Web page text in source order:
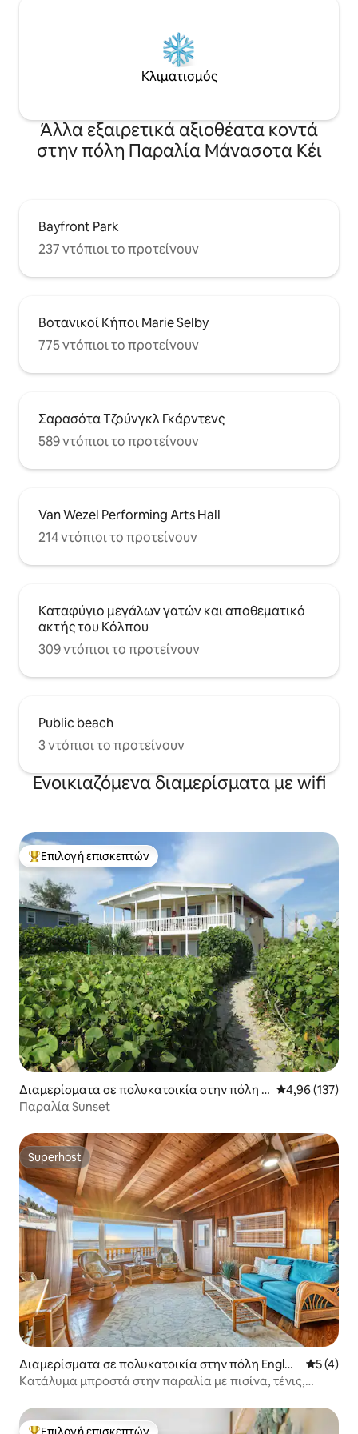
Κλιματισμός
Άλλα εξαιρετικά αξιοθέατα κοντά
στην πόλη Παραλία Μάνασοτα Κέι
Bayfront Park
237 ντόπιοι το προτείνουν
Βοτανικοί Κήποι Marie Selby
775 ντόπιοι το προτείνουν
Σαρασότα Τζούνγκλ Γκάρντενς
589 ντόπιοι το προτείνουν
Van Wezel Performing Arts Hall
214 ντόπιοι το προτείνουν
Καταφύγιο μεγάλων γατών και αποθεματικό
ακτής του Κόλπου
309 ντόπιοι το προτείνουν
Public beach
3 ντόπιοι το προτείνουν
Ενοικιαζόμενα διαμερίσματα με wifi
Κορυφαία επιλογή επισκεπτών
Επιλογή επισκεπτών
Διαμερίσματα σε πολυκατοικία στην πόλη E
nglewood
Μέση
4,96 (137)
Παραλία Sunset
Superhost
Superhost
Διαμερίσματα σε πολυκατοικία στην πόλη Engle
wood
Μέση
5 (4)
Κατάλυμα μπροστά στην παραλία με πισίνα, τένις,